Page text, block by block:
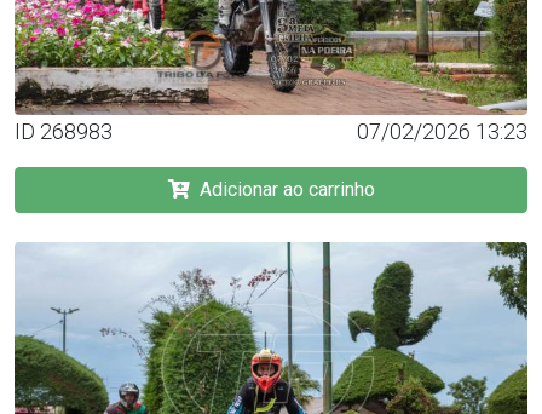
ID 268983 07/02/2026 13:23
Adicionar ao carrinho